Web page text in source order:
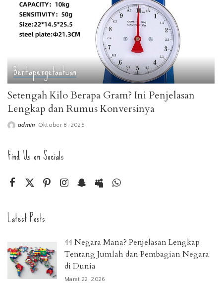
Beritapengetaahuan
Setengah Kilo Berapa Gram? Ini Penjelasan
Lengkap dan Rumus Konversinya
Posted
admin Oktober 8, 2025
Find Us on Socials
Latest Posts
44 Negara Mana? Penjelasan Lengkap
Tentang Jumlah dan Pembagian Negara
di Dunia
Maret 22, 2026